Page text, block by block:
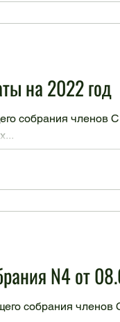
на 2022 год
собрания членов
N4 от
собрания членов